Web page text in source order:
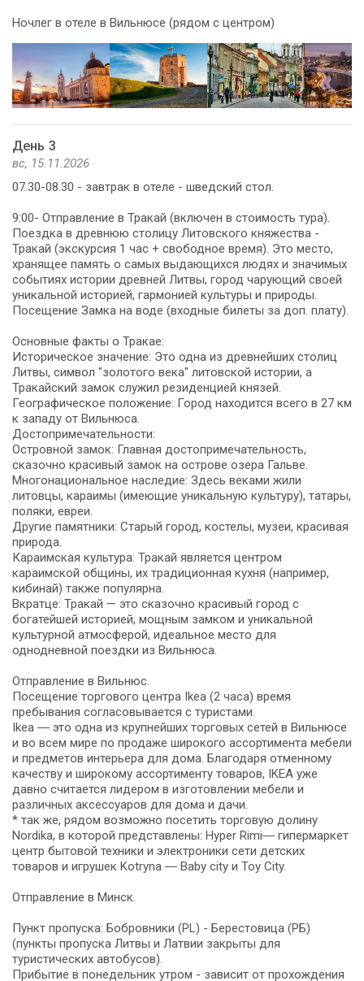
Ночлег в отеле в Вильнюсе (рядом с центром)
День 3
вс, 15.11.2026
07.30-08.30 - завтрак в отеле - шведский стол.
9:00- Отправление в Тракай (включен в стоимость тура).
Поездка в древнюю столицу Литовского княжества -
Тракай (экскурсия 1 час + свободное время). Это место,
хранящее память о самых выдающихся людях и значимых
событиях истории древней Литвы, город чарующий своей
уникальной историей, гармонией культуры и природы.
Посещение Замка на воде (входные билеты за доп. плату).
Основные факты о Тракае:
Историческое значение: Это одна из древнейших столиц
Литвы, символ "золотого века" литовской истории, а
Тракайский замок служил резиденцией князей.
Географическое положение: Город находится всего в 27 км
к западу от Вильнюса.
Достопримечательности:
Островной замок: Главная достопримечательность,
сказочно красивый замок на острове озера Гальве.
Многонациональное наследие: Здесь веками жили
литовцы, караимы (имеющие уникальную культуру), татары,
поляки, евреи.
Другие памятники: Старый город, костелы, музеи, красивая
природа.
Караимская культура: Тракай является центром
караимской общины, их традиционная кухня (например,
кибинай) также популярна.
Вкратце: Тракай — это сказочно красивый город с
богатейшей историей, мощным замком и уникальной
культурной атмосферой, идеальное место для
однодневной поездки из Вильнюса.
Отправление в Вильнюс.
Посещение торгового центра Ikea (2 часа) время
пребывания согласовывается с туристами.
Ikea ― это одна из крупнейших торговых сетей в Вильнюсе
и во всем мире по продаже широкого ассортимента мебели
и предметов интерьера для дома. Благодаря отменному
качеству и широкому ассортименту товаров, IKEA уже
давно считается лидером в изготовлении мебели и
различных аксессуаров для дома и дачи.
* так же, рядом возможно посетить торговую долину
Nordika, в которой представлены: Hyper Rimi― гипермаркет
центр бытовой техники и электроники сети детских
товаров и игрушек Kotryna ― Baby city и Toy City.
Отправление в Минск.
Пункт пропуска: Бобровники (PL) - Берестовица (РБ)
(пункты пропуска Литвы и Латвии закрыты для
туристических автобусов).
Прибытие в понедельник утром - зависит от прохождения